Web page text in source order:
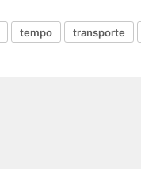
tempo transporte